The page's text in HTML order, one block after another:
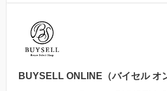
BUYSELL ONLINE（バイセル オ